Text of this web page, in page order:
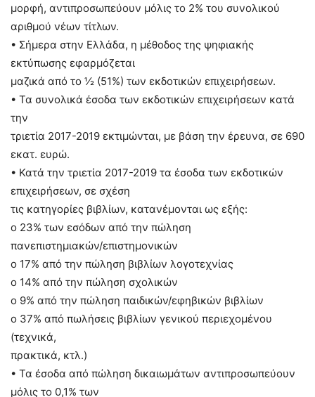
μορφή, αντιπροσωπεύουν μόλις το 2% του συνολικού
αριθμού νέων τίτλων.
• Σήμερα στην Ελλάδα, η μέθοδος της ψηφιακής
εκτύπωσης εφαρμόζεται
μαζικά από το ½ (51%) των εκδοτικών επιχειρήσεων.
• Τα συνολικά έσοδα των εκδοτικών επιχειρήσεων κατά
την
τριετία 2017-2019 εκτιμώνται, με βάση την έρευνα, σε 690
εκατ. ευρώ.
• Κατά την τριετία 2017-2019 τα έσοδα των εκδοτικών
επιχειρήσεων, σε σχέση
τις κατηγορίες βιβλίων, κατανέμονται ως εξής:
o 23% των εσόδων από την πώληση
πανεπιστημιακών/επιστημονικών
o 17% από την πώληση βιβλίων λογοτεχνίας
o 14% από την πώληση σχολικών
o 9% από την πώληση παιδικών/εφηβικών βιβλίων
o 37% από πωλήσεις βιβλίων γενικού περιεχομένου
(τεχνικά,
πρακτικά, κτλ.)
• Τα έσοδα από πώληση δικαιωμάτων αντιπροσωπεύουν
μόλις το 0,1% των